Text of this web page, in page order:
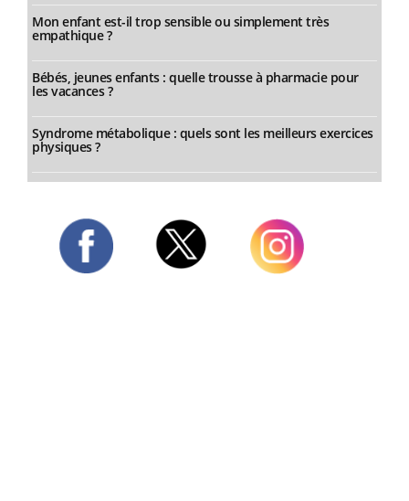
Mon enfant est-il trop sensible ou simplement très
empathique ?
Bébés, jeunes enfants : quelle trousse à pharmacie pour
les vacances ?
Syndrome métabolique : quels sont les meilleurs exercices
physiques ?